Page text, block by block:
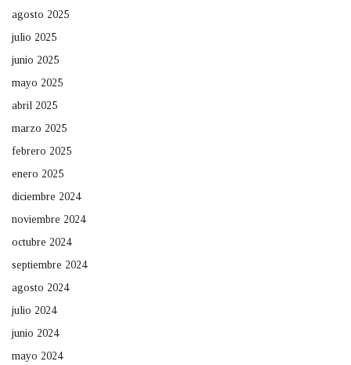
agosto 2025
julio 2025
junio 2025
mayo 2025
abril 2025
marzo 2025
febrero 2025
enero 2025
diciembre 2024
noviembre 2024
octubre 2024
septiembre 2024
agosto 2024
julio 2024
junio 2024
mayo 2024